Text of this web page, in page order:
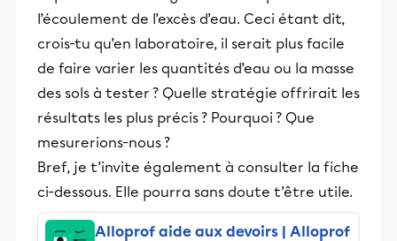
l’écoulement de l’excès d’eau. Ceci étant dit,
crois-tu qu’en laboratoire, il serait plus facile
de faire varier les quantités d’eau ou la masse
des sols à tester ? Quelle stratégie offrirait les
résultats les plus précis ? Pourquoi ? Que
mesurerions-nous ?
Bref, je t’invite également à consulter la fiche
ci-dessous. Elle pourra sans doute t’être utile.
Alloprof aide aux devoirs | Alloprof